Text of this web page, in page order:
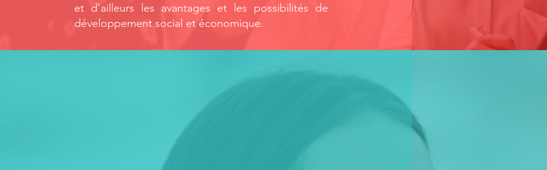
et d'ailleurs les avantages et les possibilités de
développement social et économique.